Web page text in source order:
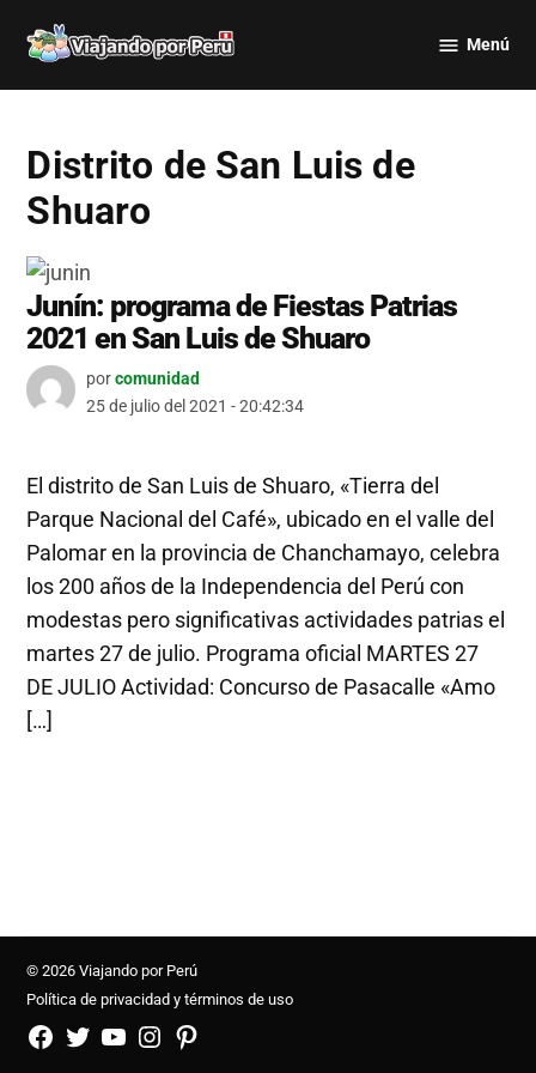
por Perú
Menú
Distrito de San Luis de
Shuaro
Junín: programa de Fiestas Patrias
2021 en San Luis de Shuaro
porcomunidad
25 de julio del 2021 - 20:42:34
El distrito de San Luis de Shuaro, «Tierra del
Parque Nacional del Café», ubicado en el valle del
Palomar en la provincia de Chanchamayo, celebra
los 200 años de la Independencia del Perú con
modestas pero significativas actividades patrias el
martes 27 de julio. Programa oficial MARTES 27
DE JULIO Actividad: Concurso de Pasacalle «Amo
[…]
© 2026 Viajando por Perú
Política de privacidad y términos de uso
FB
TW YouTubeInstagramPinterest